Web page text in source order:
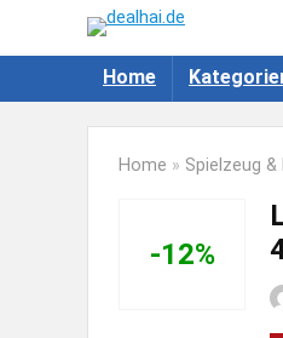
Home
Home » Spielzeug &
-12%